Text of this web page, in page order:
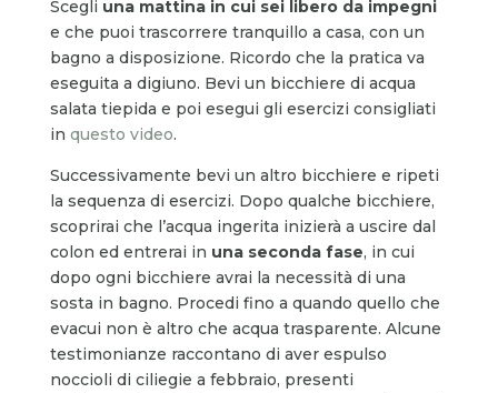
Scegli una mattina in cui sei libero da impegni
e che puoi trascorrere tranquillo a casa, con un
bagno a disposizione. Ricordo che la pratica va
eseguita a digiuno. Bevi un bicchiere di acqua
salata tiepida e poi esegui gli esercizi consigliati
in questo video.
Successivamente bevi un altro bicchiere e ripeti
la sequenza di esercizi. Dopo qualche bicchiere,
scoprirai che l’acqua ingerita inizierà a uscire dal
colon ed entrerai in una seconda fase, in cui
dopo ogni bicchiere avrai la necessità di una
sosta in bagno. Procedi fino a quando quello che
evacui non è altro che acqua trasparente. Alcune
testimonianze raccontano di aver espulso
noccioli di ciliegie a febbraio, presenti